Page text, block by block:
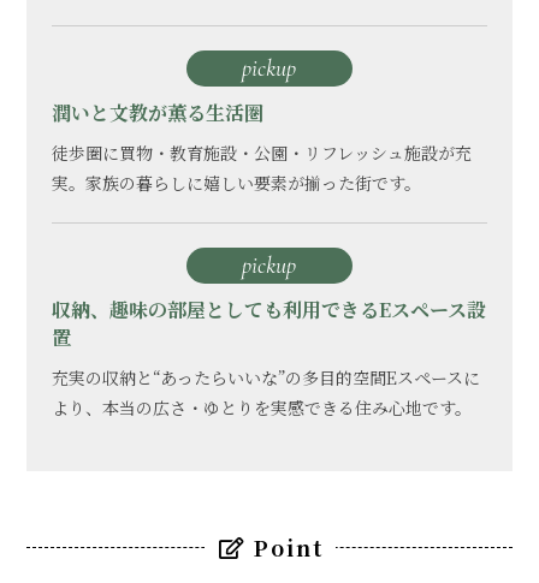
pickup
潤いと文教が薫る生活圏
徒歩圏に買物・教育施設・公園・リフレッシュ施設が充
実。家族の暮らしに嬉しい要素が揃った街です。
pickup
収納、趣味の部屋としても利用できるEスペース設
置
充実の収納と“あったらいいな”の多目的空間Eスペースに
より、本当の広さ・ゆとりを実感できる住み心地です。
Point